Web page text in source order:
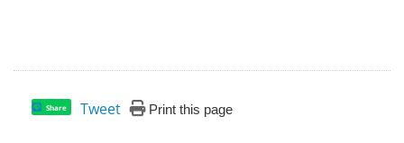
Share Tweet Print this page